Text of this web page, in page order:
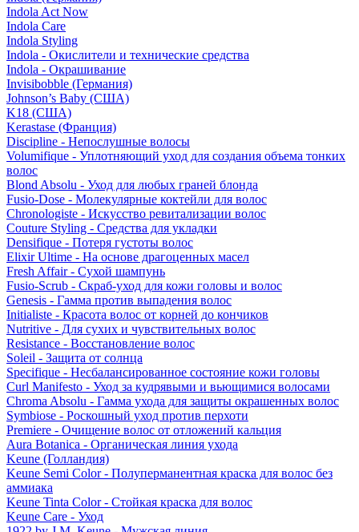
Indola Act Now
Indola Care
Indola Styling
Indola - Окислители и технические средства
Indola - Окрашивание
Invisibobble (Германия)
Johnson’s Baby (США)
K18 (США)
Kerastase (Франция)
Discipline - Непослушные волосы
Volumifique - Уплотняющий уход для создания объема тонких
волос
Blond Absolu - Уход для любых граней блонда
Fusio-Dose - Молекулярные коктейли для волос
Chronologiste - Искусство ревитализации волос
Couture Styling - Средства для укладки
Densifique - Потеря густоты волос
Elixir Ultime - На основе драгоценных масел
Fresh Affair - Сухой шампунь
Fusio-Scrub - Скраб-уход для кожи головы и волос
Genesis - Гамма против выпадения волос
Initialiste - Красота волос от корней до кончиков
Nutritive - Для сухих и чувствительных волос
Resistance - Восстановление волос
Soleil - Защита от солнца
Specifique - Несбалансированное состояние кожи головы
Curl Manifesto - Уход за кудрявыми и вьющимися волосами
Chroma Absolu - Гамма ухода для защиты окрашенных волос
Symbiose - Роскошный уход против перхоти
Premiere - Очищение волос от отложений кальция
Aura Botanica - Органическая линия ухода
Keune (Голландия)
Keune Semi Color - Полуперманентная краска для волос без
аммиака
Keune Tinta Color - Стойкая краска для волос
Keune Care - Уход